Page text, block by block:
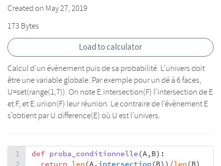
Created on May 27, 2019
173 Bytes
Load to calculator
Calcul d’un évènement puis de sa probabilité. L’univers doit
être une variable globale. Par exemple pour un dé à 6 faces,
U=set(range(1,7)). On note E.intersection(F) l’intersection de E
et F, et E.union(F) leur réunion. Le contraire de l’évènement E
s’obtient par U.difference(E) où U est l’univers.
1
2
def proba_conditionnelle (A, B):
return len (A. intersection (B)) /len (B)